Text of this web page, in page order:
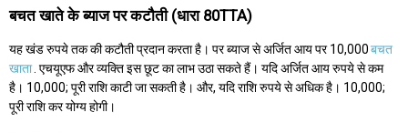
बचत खाते के ब्याज पर कटौती (धारा 80TTA)
यह खंड रुपये तक की कटौती प्रदान करता है। पर ब्याज से अर्जित आय पर 10,000बचत
खाता. एचयूएफ और व्यक्ति इस छूट का लाभ उठा सकते हैं। यदि अर्जित आय रुपये से कम
है। 10,000; पूरी राशि काटी जा सकती है। और, यदि राशि रुपये से अधिक है। 10,000;
पूरी राशि कर योग्य होगी।